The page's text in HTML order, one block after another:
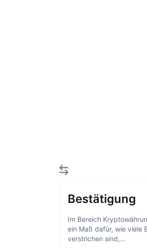
Bestätigung
Im Bereich
ein Maß dafür, wie viele
verstrichen sind,...